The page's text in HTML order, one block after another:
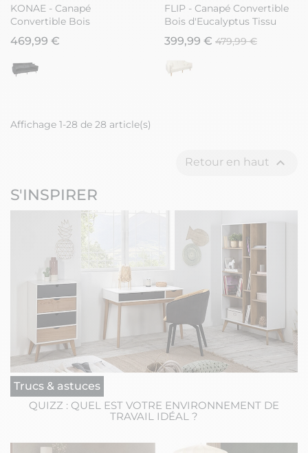
KONAE - Canapé
Convertible Bois
d'Eucalyptus Velours Ocre
469,99 €
FLIP - Canapé Convertible
Bois d'Eucalyptus Tissu
Marron
399,99 € 479,99 €
Affichage 1-28 de 28 article(s)
Retour en haut 
S'INSPIRER
Trucs & astuces
QUIZZ : QUEL EST VOTRE ENVIRONNEMENT DE
TRAVAIL IDÉAL ?